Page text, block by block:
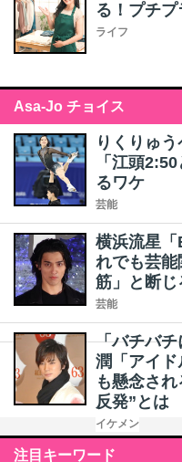
る！プチ
ライフ
Asa-Jo チョイス
りくりゅ
「江頭
るワケ
芸能
横浜流星
れでも芸能
筋」と断じ
芸能
「バチバ
潤「アイ
も懸念さ
反発”とは
イケメン
注目キーワード